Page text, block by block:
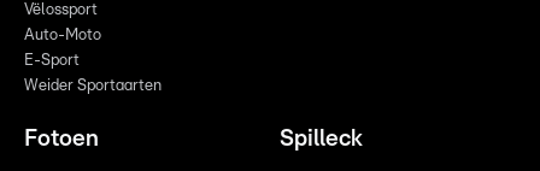
Vëlossport
Auto-Moto
E-Sport
Weider Sportaarten
Fotoen Spilleck